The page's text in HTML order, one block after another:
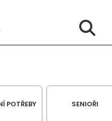
POTŘEBY SENIOŘI